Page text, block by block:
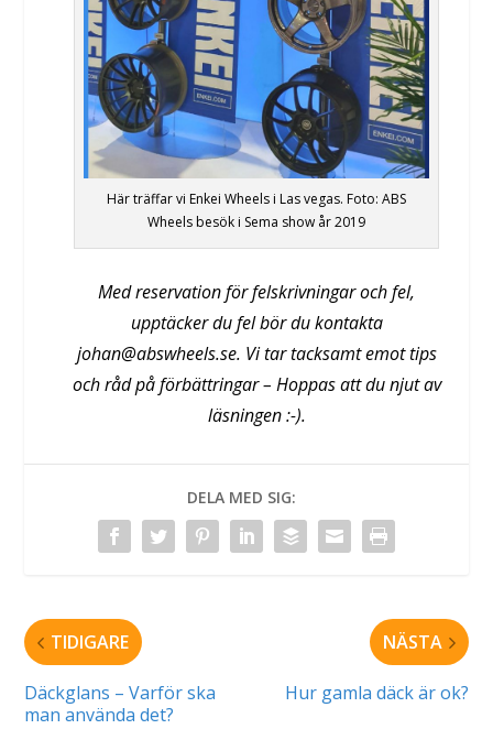
Här träffar vi Enkei Wheels i Las vegas. Foto: ABS
Wheels besök i Sema show år 2019
Med reservation för felskrivningar och fel,
upptäcker du fel bör du kontakta
johan@abswheels.se. Vi tar tacksamt emot tips
och råd på förbättringar – Hoppas att du njut av
läsningen :-).
DELA MED SIG:
TIDIGARE
Däckglans – Varför ska
man använda det?
NÄSTA
Hur gamla däck är ok?